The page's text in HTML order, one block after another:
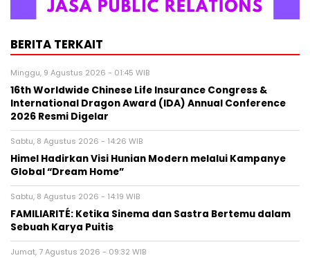
BERITA TERKAIT
Minggu, 9 Agustus 2026 - 01:45 WIB
16th Worldwide Chinese Life Insurance Congress &
International Dragon Award (IDA) Annual Conference
2026 Resmi Digelar
Sabtu, 8 Agustus 2026 - 14:26 WIB
Himel Hadirkan Visi Hunian Modern melalui Kampanye
Global “Dream Home”
Sabtu, 8 Agustus 2026 - 14:19 WIB
FAMILIARITÉ: Ketika Sinema dan Sastra Bertemu dalam
Sebuah Karya Puitis
Jumat, 7 Agustus 2026 - 09:32 WIB